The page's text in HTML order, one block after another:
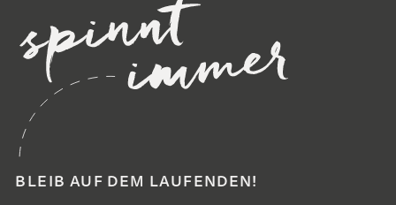
BLEIB AUF DEM LAUFENDEN!